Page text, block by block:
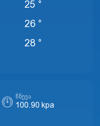
25 °
26 °
28 °
ᲬᲜᲔᲕᲐ
100.90 kpa